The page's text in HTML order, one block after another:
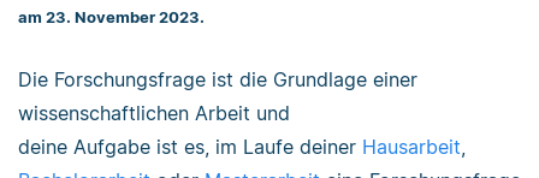
am 23. November 2023.
Die Forschungsfrage ist die Grundlage einer
wissenschaftlichen Arbeit und
deine Aufgabe ist es, im Laufe deiner Hausarbeit